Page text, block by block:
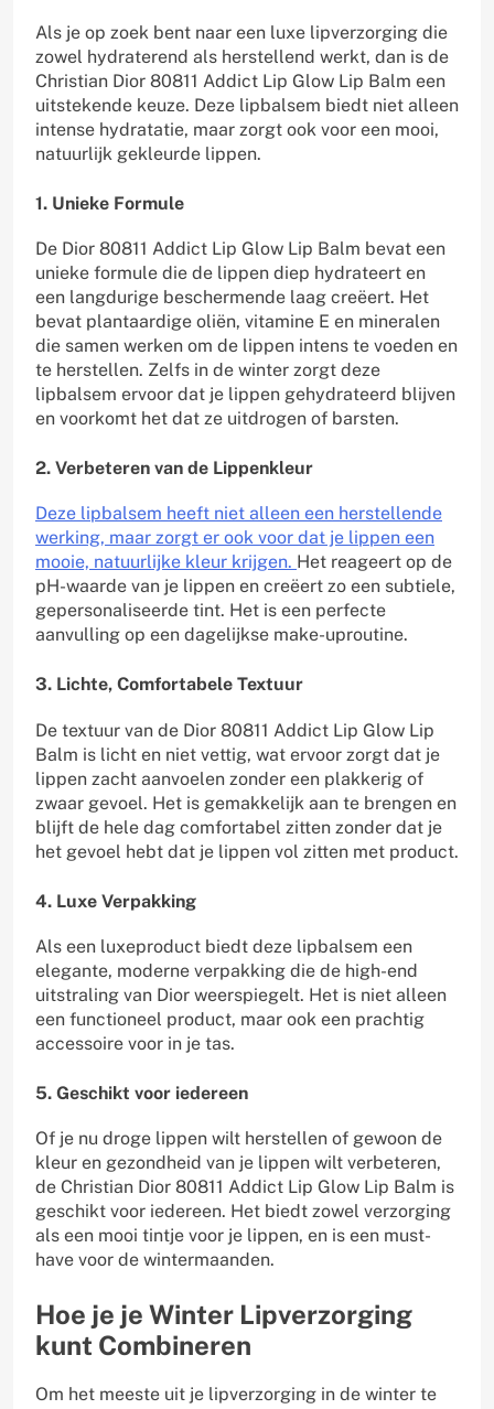
Als je op zoek bent naar een luxe lipverzorging die
zowel hydraterend als herstellend werkt, dan is de
Christian Dior 80811 Addict Lip Glow Lip Balm een
uitstekende keuze. Deze lipbalsem biedt niet alleen
intense hydratatie, maar zorgt ook voor een mooi,
natuurlijk gekleurde lippen.
1. Unieke Formule
De Dior 80811 Addict Lip Glow Lip Balm bevat een
unieke formule die de lippen diep hydrateert en
een langdurige beschermende laag creëert. Het
bevat plantaardige oliën, vitamine E en mineralen
die samen werken om de lippen intens te voeden en
te herstellen. Zelfs in de winter zorgt deze
lipbalsem ervoor dat je lippen gehydrateerd blijven
en voorkomt het dat ze uitdrogen of barsten.
2. Verbeteren van de Lippenkleur
Deze lipbalsem heeft niet alleen een herstellende
werking, maar zorgt er ook voor dat je lippen een
mooie, natuurlijke kleur krijgen. Het reageert op de
pH-waarde van je lippen en creëert zo een subtiele,
gepersonaliseerde tint. Het is een perfecte
aanvulling op een dagelijkse make-uproutine.
3. Lichte, Comfortabele Textuur
De textuur van de Dior 80811 Addict Lip Glow Lip
Balm is licht en niet vettig, wat ervoor zorgt dat je
lippen zacht aanvoelen zonder een plakkerig of
zwaar gevoel. Het is gemakkelijk aan te brengen en
blijft de hele dag comfortabel zitten zonder dat je
het gevoel hebt dat je lippen vol zitten met product.
4. Luxe Verpakking
Als een luxeproduct biedt deze lipbalsem een
elegante, moderne verpakking die de high-end
uitstraling van Dior weerspiegelt. Het is niet alleen
een functioneel product, maar ook een prachtig
accessoire voor in je tas.
5. Geschikt voor iedereen
Of je nu droge lippen wilt herstellen of gewoon de
kleur en gezondheid van je lippen wilt verbeteren,
de Christian Dior 80811 Addict Lip Glow Lip Balm is
geschikt voor iedereen. Het biedt zowel verzorging
als een mooi tintje voor je lippen, en is een must-
have voor de wintermaanden.
Hoe je je Winter Lipverzorging
kunt Combineren
Om het meeste uit je lipverzorging in de winter te